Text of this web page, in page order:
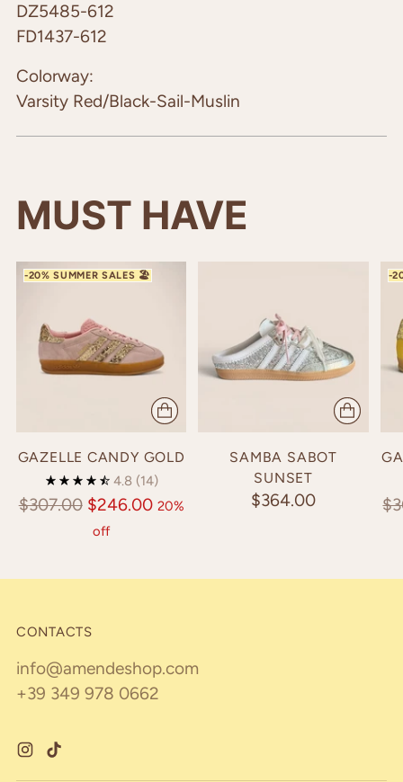
DZ5485-612
FD1437-612
Colorway:
Varsity Red/Black-Sail-Muslin
MUST HAVE
GAZELLE CANDY GOLD
4.8 (14)
Regular
$307.00 $246.00 20%
off
SAMBA SABOT
SUNSET
$364.00
CONTACTS
info@amendeshop.com
+39 349 978 0662